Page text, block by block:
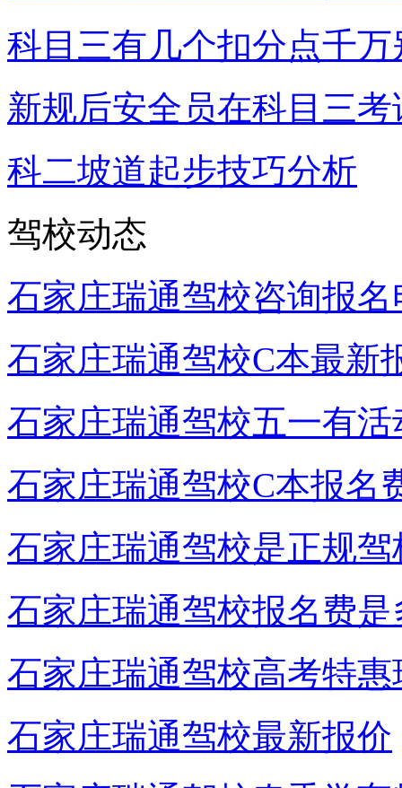
科目三有几个扣分点千万
新规后安全员在科目三
科二坡道起步技巧分析
驾校动态
石家庄瑞通驾校咨询报名
石家庄瑞通驾校C本最新
石家庄瑞通驾校五一有活
石家庄瑞通驾校C本报名
石家庄瑞通驾校是正规驾
石家庄瑞通驾校报名费是
石家庄瑞通驾校高考特惠
石家庄瑞通驾校最新报价